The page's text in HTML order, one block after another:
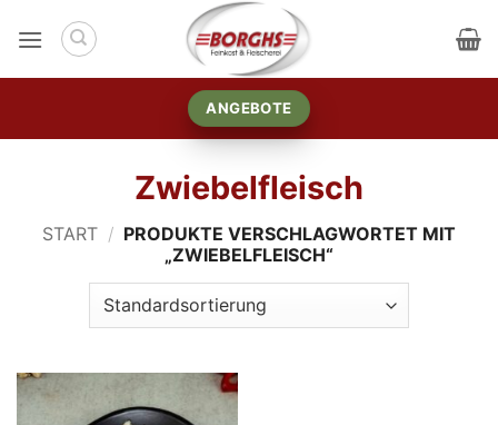
Inhalt
ANGEBOTE
Zwiebelfleisch
START / PRODUKTE VERSCHLAGWORTET MIT
„ZWIEBELFLEISCH“